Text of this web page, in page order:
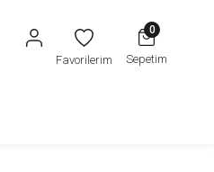
Sepetim
0
Favorilerim